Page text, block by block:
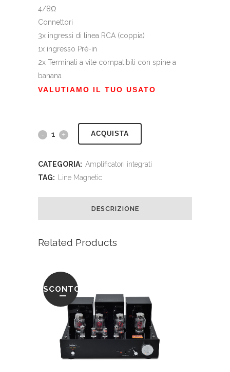
4/8Ω
Connettori
3x ingressi di linea RCA (coppia)
1x ingresso Pré-in
2x Terminali a vite compatibili con spine a
banana
VALUTIAMO IL TUO USATO
ACQUISTA
CATEGORIA: Amplificatori integrati
TAG:
Line Magnetic
DESCRIZIONE
Related Products
SCONTO